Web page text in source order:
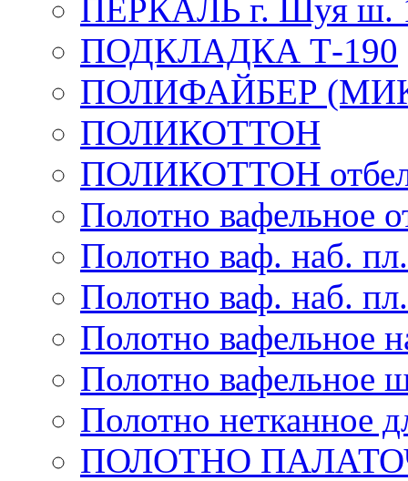
ПЕРКАЛЬ г. Шуя ш.
ПОДКЛАДКА Т-190
ПОЛИФАЙБЕР
ПОЛИКОТТОН
ПОЛИКОТТОН
Полотно вафельное
Полотно ваф. наб.
Полотно ваф. наб.
Полотно вафельное
Полотно вафельное
Полотно нетканное
ПОЛОТНО